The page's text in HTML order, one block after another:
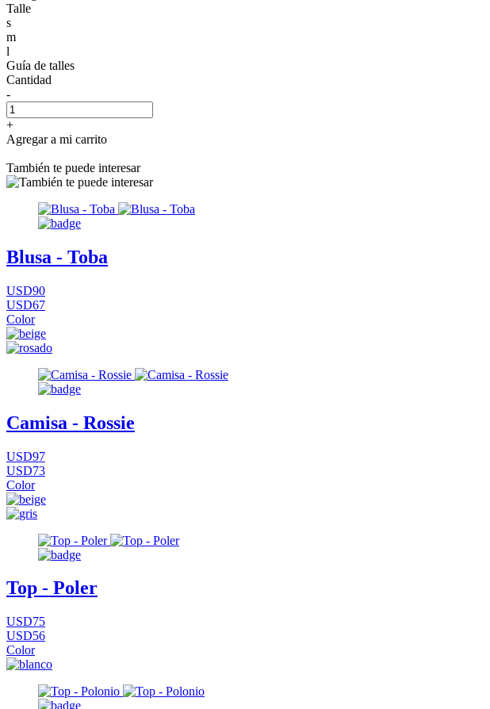
Talle
s
m
l
Guía de talles
Cantidad
-
+
Agregar a mi carrito
También te puede interesar
Blusa - Toba
USD90
USD67
Color
Camisa - Rossie
USD97
USD73
Color
Top - Poler
USD75
USD56
Color